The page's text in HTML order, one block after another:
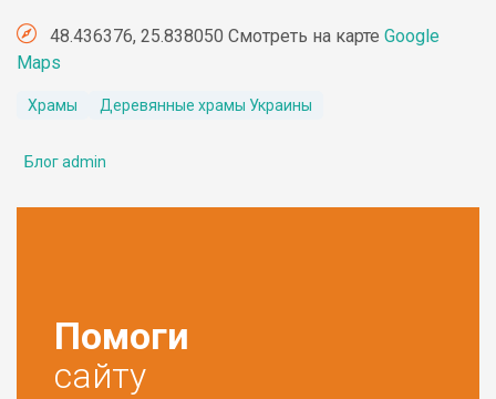
48.436376, 25.838050 Смотреть на карте Google
Maps
Храмы Деревянные храмы Украины
Блог admin
Помоги
сайту